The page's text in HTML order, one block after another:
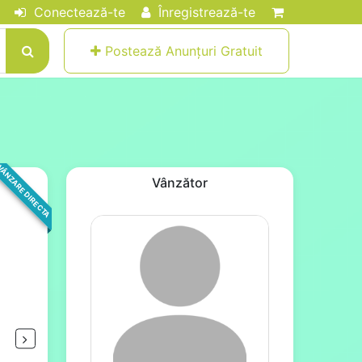
Conectează-te Înregistrează-te
Postează Anunțuri Gratuit
DIRECTA Vânzător